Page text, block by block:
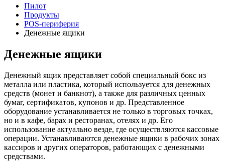
Пилот
Продукты
POS-периферия
Денежные ящики
Денежные ящики
Денежный ящик представляет собой специальный бокс из
металла или пластика, который используется для денежных
средств (монет и банкнот), а также для различных ценных
бумаг, сертификатов, купонов и др. Представленное
оборудование устанавливается не только в торговых точках,
но и в кафе, барах и ресторанах, отелях и др. Его
использование актуально везде, где осуществляются кассовые
операции. Устанавливаются денежные ящики в рабочих зонах
кассиров и других операторов, работающих с денежными
средствами.